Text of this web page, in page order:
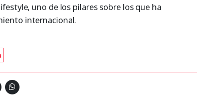
uno de los pilares sobre los que ha
internacional.